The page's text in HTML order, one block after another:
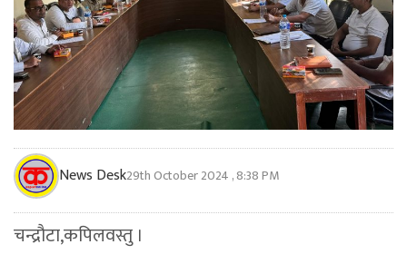
News Desk29th October 2024 , 8:38 PM
चन्द्रौटा,कपिलवस्तु ।